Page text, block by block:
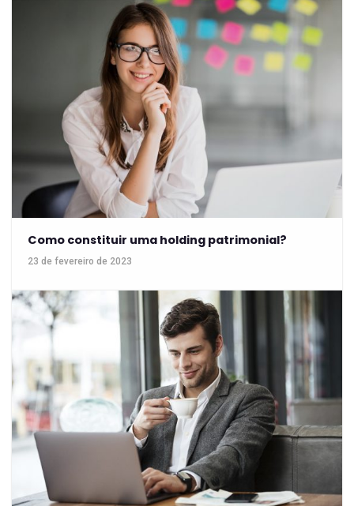
Como constituir uma holding patrimonial?
23 de fevereiro de 2023